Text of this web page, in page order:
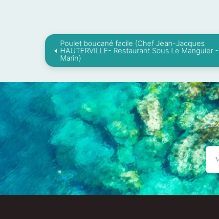
Poulet boucané facile (Chef Jean-Jacques
HAUTERVILLE- Restaurant Sous Le Manguier
Marin)